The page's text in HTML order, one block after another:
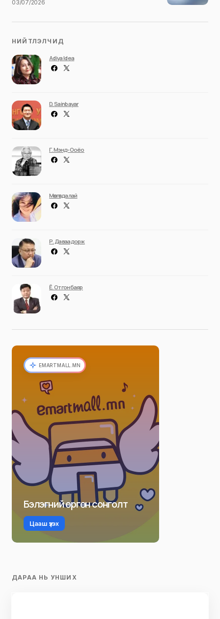
03/07/2026
НИЙТЛЭЛЧИД
Adiya Idea
D. Sainbayar
Г. Мэнд-Ооёо
Мөнгөндалай
Р. Даваадорж
Ё. Отгонбаяр
EMARTMALL.MN
Бэлэгний өргөн сонголт
Цааш үзэх
ДАРАА НЬ УНШИХ